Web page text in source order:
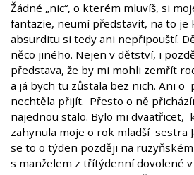
Žádné „nic“, o kterém mluvíš, si
fantazie, neumí představit, na to je
absurditu si tedy ani nepřipouští.
něco jiného. Nejen v dětství, i
představa, že by mi mohli zemřít
a já bych tu zůstala bez nich. Ani o
nechtěla přijít. Přesto o ně
najednou stalo. Bylo mi dvaatřicet,
zahynula moje o rok mladší sestra
se to o týden později na
s manželem z třítýdenní dovolené